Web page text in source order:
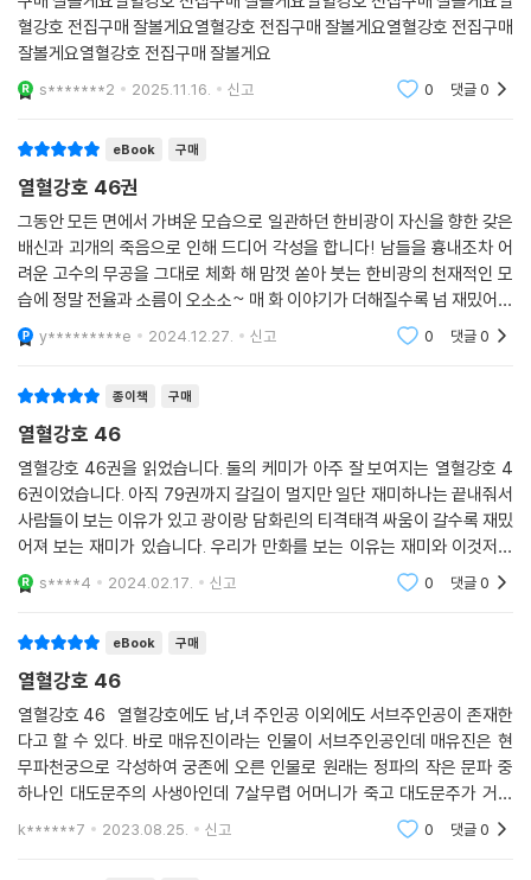
혈강호 전집구매 잘볼게요열혈강호 전집구매 잘볼게요열혈강호 전집구매
잘볼게요열혈강호 전집구매 잘볼게요
s*******2 2025.11.16. 신고 0 댓글0
eBook 구매
열혈강호 46권
그동안 모든 면에서 가벼운 모습으로 일관하던 한비광이 자신을 향한 갖은
배신과 괴개의 죽음으로 인해 드디어 각성을 합니다! 남들을 흉내조차 어
려운 고수의 무공을 그대로 체화 해 맘껏 쏟아 붓는 한비광의 천재적인 모
습에 정말 전율과 소름이 오소소~ 매 화 이야기가 더해질수록 넘 재밌어지
네요^^y*********e 2024.12.27. 신고 0 댓글0
종이책 구매
열혈강호 46
열혈강호 46권을 읽었습니다. 둘의 케미가 아주 잘 보여지는 열혈강호 4
6권이었습니다. 아직 79권까지 갈길이 멀지만 일단 재미하나는 끝내줘서
사람들이 보는 이유가 있고 광이랑 담화린의 티격태격 싸움이 갈수록 재밌
어져 보는 재미가 있습니다. 우리가 만화를 보는 이유는 재미와 이것저것
그런거 때문에 있어 보고 있습니다. 아무래도 사람은 나이가 들면서 취미
가 많아야 된다는게
s****4 2024.02.17. 신고 0 댓글0
eBook 구매
열혈강호 46
열혈강호 46 열혈강호에도 남,녀 주인공 이외에도 서브주인공이 존재한
다고 할 수 있다. 바로 매유진이라는 인물이 서브주인공인데 매유진은 현
무파천궁으로 각성하여 궁존에 오른 인물로 원래는 정파의 작은 문파 중
하나인 대도문주의 사생아인데 7살무렵 어머니가 죽고 대도문주가 거두
어 들이지만 사생아인탓에 가조들에게서 멸시를 받고 창고에서 반쯤 유폐
k******7 2023.08.25. 신고 0 댓글0